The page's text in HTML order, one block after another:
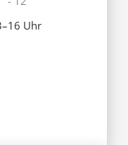
Uhr